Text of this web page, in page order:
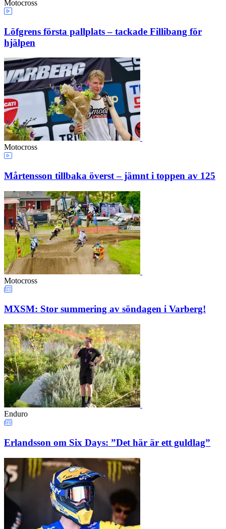
Motocross
Löfgrens första pallplats – tackade Fillibang för
hjälpen
Motocross
Mårtensson tillbaka överst – jämnt i toppen av 125
Motocross
MXSM: Stor summering av söndagen i Varberg!
Enduro
Erlandsson om Six Days: ”Det här är ett guldlag”